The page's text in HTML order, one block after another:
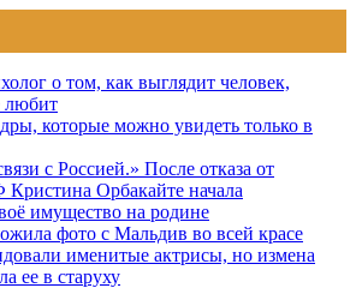
о том, как выглядит человек,
любит
которые можно увидеть только в
с Россией.» После отказа от
Кристина Орбакайте начала
имущество на родине
фото с Мальдив во всей красе
именитые актрисы, но измена
ее в старуху